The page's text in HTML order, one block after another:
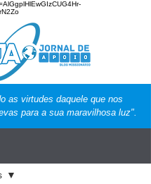
as virtudes daquele que nos
para a sua maravilhosa luz".